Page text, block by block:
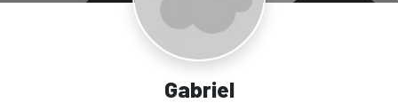
Gabriel